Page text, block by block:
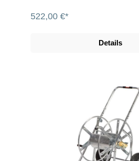
522,00 €*
Details